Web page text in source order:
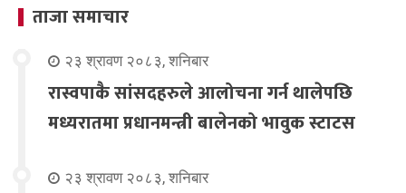
ताजा समाचार
२३ श्रावण २०८३, शनिबार
रास्वपाकै सांसदहरुले आलोचना गर्न थालेपछि
मध्यरातमा प्रधानमन्त्री बालेनको भावुक स्टाटस
२३ श्रावण २०८३, शनिबार